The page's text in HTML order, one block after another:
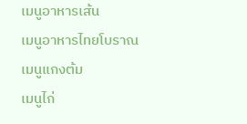
เมนูอาหารเส้น
เมนูอาหารไทยโบราณ
เมนูแกงต้ม
เมนูไก่